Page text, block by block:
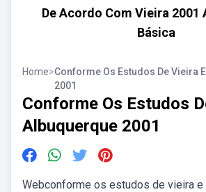
De Acordo Com Vieira 2001
Básica
Home>Conforme Os Estudos De Vieira
2001
Conforme Os Estudos
Albuquerque 2001
Webconforme os estudos de vieira e